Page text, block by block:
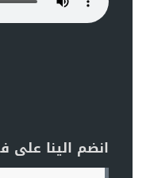
انضم الينا على